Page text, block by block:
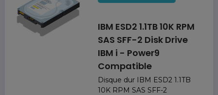
IBM ESD2 1.1TB 10K RPM
SAS SFF-2 Disk Drive
IBM i - Power9
Compatible
Disque dur IBM ESD2 1.1TB
10K RPM SAS SFF-2